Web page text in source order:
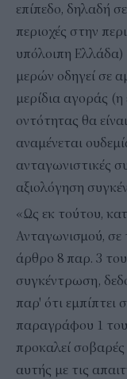
επίπεδο, δηλαδή
περιοχές στην
υπόλοιπη Ελλάδα)
μερών οδηγεί σε
μερίδια αγοράς
οντότητας θα
αναμένεται
ανταγωνιστικές
αξιολόγηση
«Ως εκ τούτου,
Ανταγωνισμού, σε
άρθρο 8 παρ. 3
συγκέντρωση,
παρ' ότι εμπίπτει
παραγράφου 1
προκαλεί
αυτής με τις